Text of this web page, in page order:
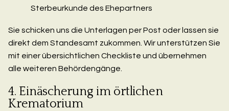
Sterbeurkunde des Ehepartners
Sie schicken uns die Unterlagen per Post oder lassen sie
direkt dem Standesamt zukommen. Wir unterstützen Sie
mit einer übersichtlichen Checkliste und übernehmen
alle weiteren Behördengänge.
4. Einäscherung im örtlichen
Krematorium